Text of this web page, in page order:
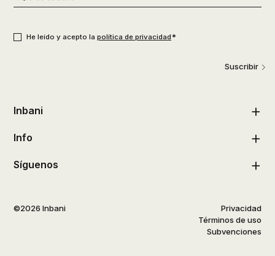
de
He leído y acepto la política de privacidad*
Suscribir
Inbani
Info
Síguenos
©2026 Inbani
Privacidad
Términos de uso
Subvenciones